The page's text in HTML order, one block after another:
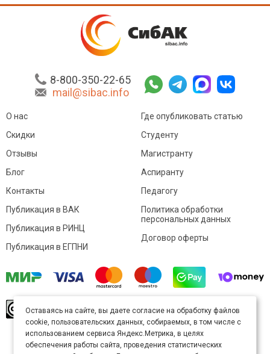
8-800-350-22-65
mail@sibac.info
О нас
Скидки
Отзывы
Блог
Контакты
Где опубликовать статью
Студенту
Магистранту
Аспиранту
Педагогу
Публикация в ВАК
Публикация в РИНЦ
Публикация в ЕГПНИ
Политика обработки
персональных данных
Договор оферты
произведение доступно полицензии Creative
Commons «Attribution» («Атрибуция») 4.0
Непортированная.
Карта сайта
Оставаясь на сайте, вы даете согласие на обработку файлов
cookie, пользовательских данных, собираемых, в том числе с
использованием сервиса Яндекс.Метрика, в целях
обеспечения работы сайта, проведения статистических